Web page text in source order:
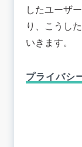
したユーザ
り、こうし
いきます。
プライバシ